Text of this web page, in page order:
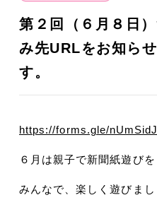
第２回（６月８日
み先URLをお知ら
す。
https://forms.gle/
６月は親子で新聞紙遊びを
みんなで、楽しく遊びまし